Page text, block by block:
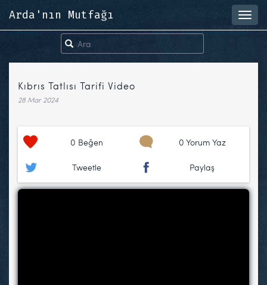
Arda'nın Mutfağı
Kıbrıs Tatlısı Tarifi Video
28 Mar 2024
0 Beğen 0 Yorum Yaz
Tweetle Paylaş